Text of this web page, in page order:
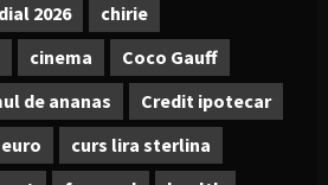
2026
chirie
cinema
Coco Gauff
de ananas
Credit ipotecar
curs lira sterlina